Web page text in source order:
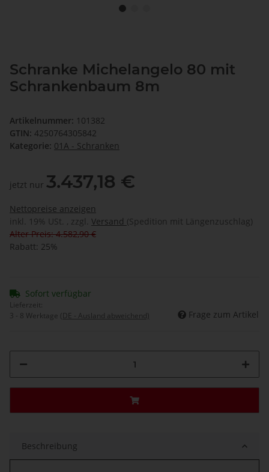
Schranke Michelangelo 80 mit
Schrankenbaum 8m
Artikelnummer: 101382
GTIN: 4250764305842
Kategorie: 01A - Schranken
jetzt nur 3.437,18 €
Nettopreise anzeigen
inkl. 19% USt. , zzgl. Versand (Spedition mit Längenzuschlag)
Alter Preis: 4.582,90 €
Rabatt: 25%
Sofort verfügbar
Lieferzeit:
3 - 8 Werktage (DE - Ausland abweichend) Frage zum Artikel
Beschreibung